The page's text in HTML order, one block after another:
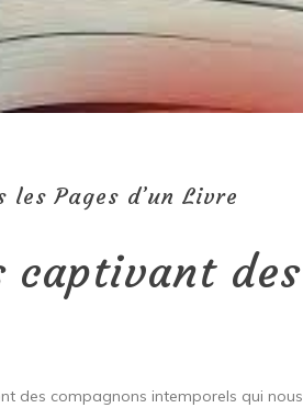
les Pages d’un Livre
captivant des
des compagnons intemporels qui nous